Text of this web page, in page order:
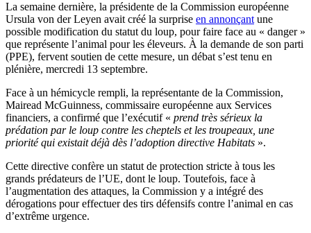
La semaine dernière, la présidente de la Commission européenne
Ursula von der Leyen avait créé la surprise en annonçant une
possible modification du statut du loup, pour faire face au « danger »
que représente l’animal pour les éleveurs. À la demande de son parti
(PPE), fervent soutien de cette mesure, un débat s’est tenu en
plénière, mercredi 13 septembre.
Face à un hémicycle rempli, la représentante de la Commission,
Mairead McGuinness, commissaire européenne aux Services
financiers, a confirmé que l’exécutif « prend très sérieux la
prédation par le loup contre les cheptels et les troupeaux, une
priorité qui existait déjà dès l’adoption directive Habitats ».
Cette directive confère un statut de protection stricte à tous les
grands prédateurs de l’UE, dont le loup. Toutefois, face à
l’augmentation des attaques, la Commission y a intégré des
dérogations pour effectuer des tirs défensifs contre l’animal en cas
d’extrême urgence.